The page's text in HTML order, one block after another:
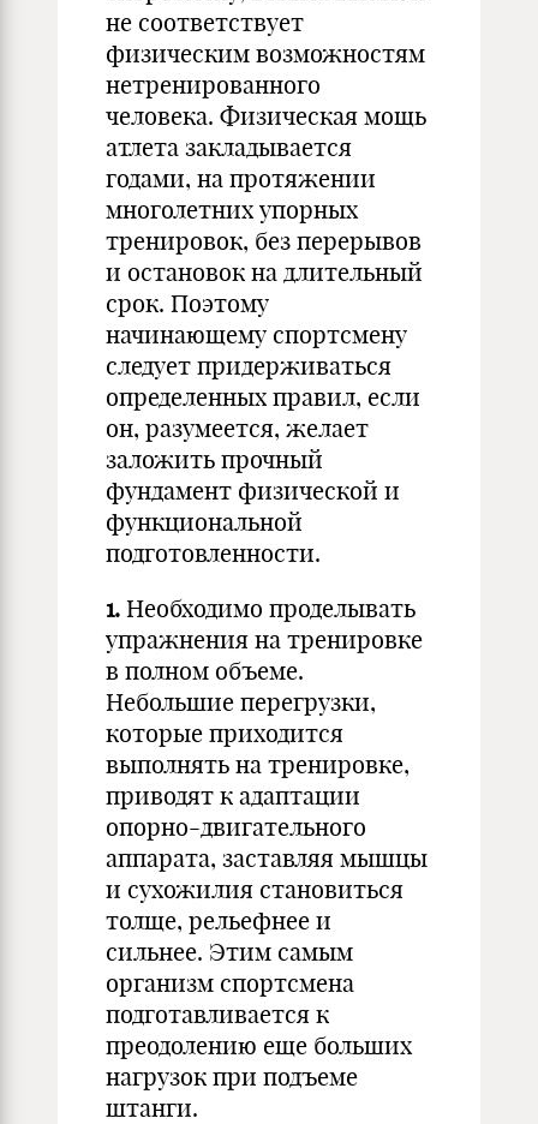
не соответствует
физическим возможностям
нетренированного
человека. Физическая мощь
атлета закладывается
годами, на протяжении
многолетних упорных
тренировок, без перерывов
и остановок на длительный
срок. Поэтому
начинающему спортсмену
следует придерживаться
определенных правил, если
он, разумеется, желает
заложить прочный
фундамент физической и
функциональной
подготовленности.
1. Необходимо проделывать
упражнения на тренировке
в полном объеме.
Небольшие перегрузки,
которые приходится
выполнять на тренировке,
приводят к адаптации
опорно-двигательного
аппарата, заставляя мышцы
и сухожилия становиться
толще, рельефнее и
сильнее. Этим самым
организм спортсмена
подготавливается к
преодолению еще больших
нагрузок при подъеме
штанги.